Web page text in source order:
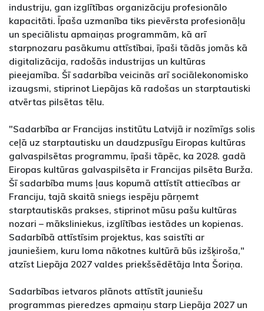
industriju, gan izglītības organizāciju profesionālo
kapacitāti. Īpaša uzmanība tiks pievērsta profesionāļu
un speciālistu apmaiņas programmām, kā arī
starpnozaru pasākumu attīstībai, īpaši tādās jomās kā
digitalizācija, radošās industrijas un kultūras
pieejamība. Šī sadarbība veicinās arī sociālekonomisko
izaugsmi, stiprinot Liepājas kā radošas un starptautiski
atvērtas pilsētas tēlu.
"Sadarbība ar Francijas institūtu Latvijā ir nozīmīgs solis
ceļā uz starptautisku un daudzpusīgu Eiropas kultūras
galvaspilsētas programmu, īpaši tāpēc, ka 2028. gadā
Eiropas kultūras galvaspilsēta ir Francijas pilsēta Burža.
Šī sadarbība mums ļaus kopumā attīstīt attiecības ar
Franciju, tajā skaitā sniegs iespēju pārņemt
starptautiskās prakses, stiprinot mūsu pašu kultūras
nozari – māksliniekus, izglītības iestādes un kopienas.
Sadarbībā attīstīsim projektus, kas saistīti ar
jauniešiem, kuru loma nākotnes kultūrā būs izšķiroša,"
atzīst Liepāja 2027 valdes priekšsēdētāja Inta Šoriņa.
Sadarbības ietvaros plānots attīstīt jauniešu
programmas pieredzes apmaiņu starp Liepāja 2027 un